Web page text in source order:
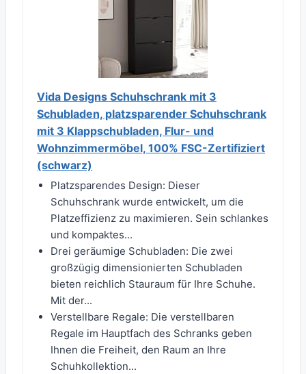
Vida Designs Schuhschrank mit 3
Schubladen, platzsparender Schuhschrank
mit 3 Klappschubladen, Flur- und
Wohnzimmermöbel, 100% FSC-Zertifiziert
(schwarz)
Platzsparendes Design: Dieser
Schuhschrank wurde entwickelt, um die
Platzeffizienz zu maximieren. Sein schlankes
und kompaktes...
Drei geräumige Schubladen: Die zwei
großzügig dimensionierten Schubladen
bieten reichlich Stauraum für Ihre Schuhe.
Mit der...
Verstellbare Regale: Die verstellbaren
Regale im Hauptfach des Schranks geben
Ihnen die Freiheit, den Raum an Ihre
Schuhkollektion...